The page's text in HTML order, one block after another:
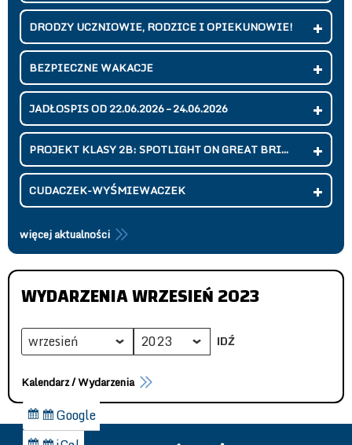
DRODZY UCZNIOWIE, RODZICE I OPIEKUNOWIE!
BEZPIECZNE WAKACJE
JADŁOSPIS OD 22.06.2026 – 24.06.2026
PROJEKT KLASY 2B: SPOTLIGHT ON GREAT BRI...
CUDACZEK-WYŚMIEWACZEK
więcej aktualności
WYDARZENIA WRZESIEŃ 2023
Miesiąc
Rok
DodajGoogle
Kalendarz / Wydarzenia